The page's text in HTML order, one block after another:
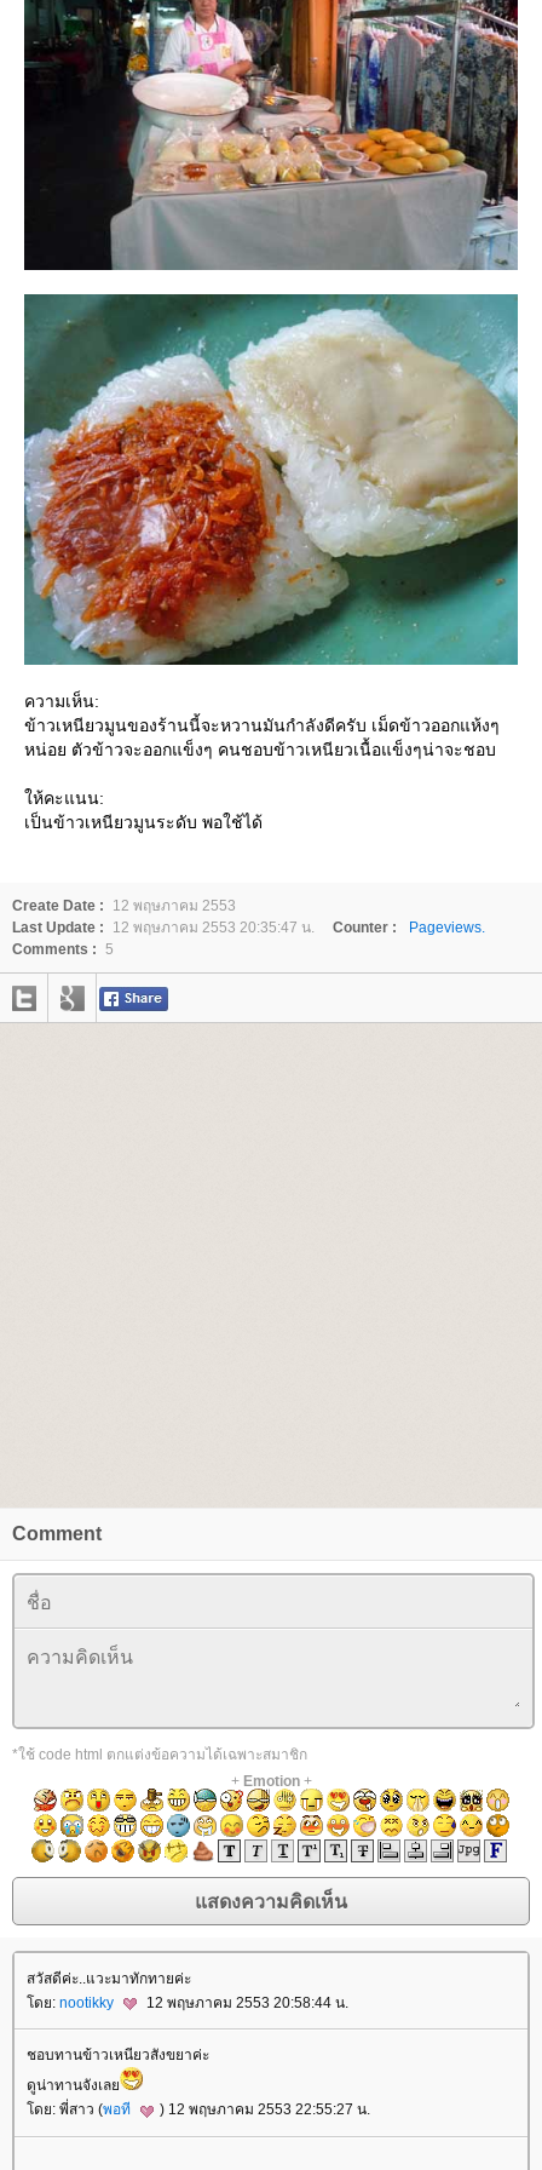
ความเห็น:
ข้าวเหนียวมูนของร้านนี้จะหวานมันกำลังดีครับ เม็ดข้าวออกแห้งๆ
หน่อย ตัวข้าวจะออกแข็งๆ คนชอบข้าวเหนียวเนื้อแข็งๆน่าจะชอบ
ห้คะแนน:
เป็นข้าวเหนียวมูนระดับ พอใช้ได้
Create Date :
12 พฤษภาคม 2553
Last Update :
12 พฤษภาคม 2553 20:35:47 น. Counter :
Pageviews.
Comments : 5
Comment
*ใช้ code html ตกแต่งข้อความได้เฉพาะสมาชิก
+ Emotion+
สวัสดีค่ะ..แวะมาทักทายค่ะ
ดย: nootikky 12 พฤษภาคม 2553 20:58:44 น.
ชอบทานข้าวเหนียวสังขยาค่ะ
ดูน่าทานจังเล
ดย: พี่สาว (พอที ) 12 พฤษภาคม 2553 22:55:27 น.